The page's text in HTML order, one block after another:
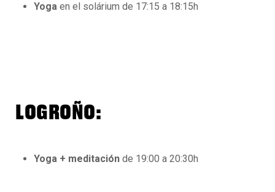
Yoga en el solárium de 17:15 a 18:15h
LOGROÑO:
Yoga + meditación de 19:00 a 20:30h